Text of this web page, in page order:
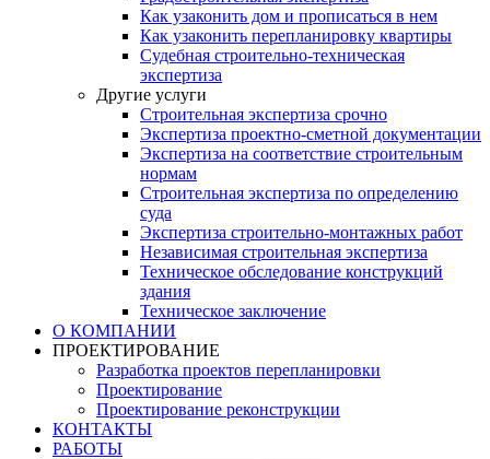
Как узаконить дом и прописаться в нем
Как узаконить перепланировку квартиры
Судебная строительно-техническая
экспертиза
Другие услуги
Строительная экспертиза срочно
Экспертиза проектно-сметной документации
Экспертиза на соответствие строительным
нормам
Строительная экспертиза по определению
суда
Экспертиза строительно-монтажных работ
Независимая строительная экспертиза
Техническое обследование конструкций
здания
Техническое заключение
О КОМПАНИИ
ПРОЕКТИРОВАНИЕ
Разработка проектов перепланировки
Проектирование
Проектирование реконструкции
КОНТАКТЫ
РАБОТЫ